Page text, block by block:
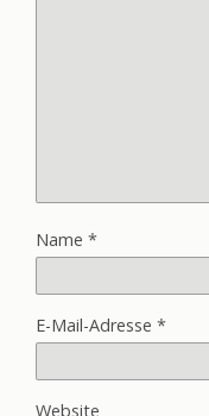
Name *
E-Mail-Adresse *
Website